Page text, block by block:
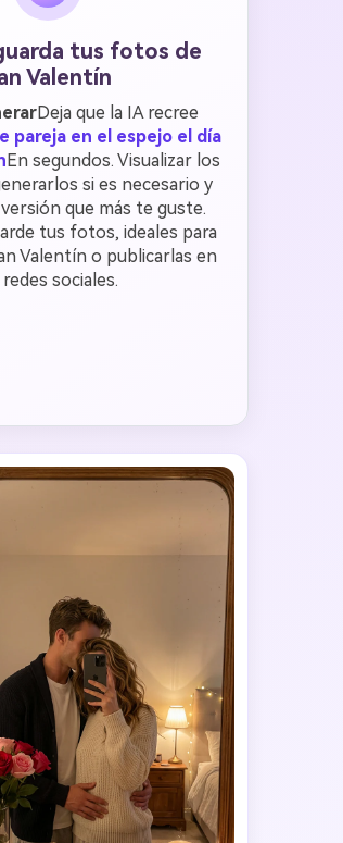
tus fotos de
Valentín
Deja que la IA recree
pareja en el espejo el día
En segundos. Visualizar los
si es necesario y
que más te guste.
tus fotos, ideales para
Valentín o publicarlas en
redes sociales.
IA
%